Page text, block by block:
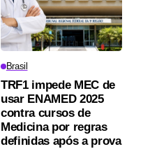
Brasil
TRF1 impede MEC de
usar ENAMED 2025
contra cursos de
Medicina por regras
definidas após a prova